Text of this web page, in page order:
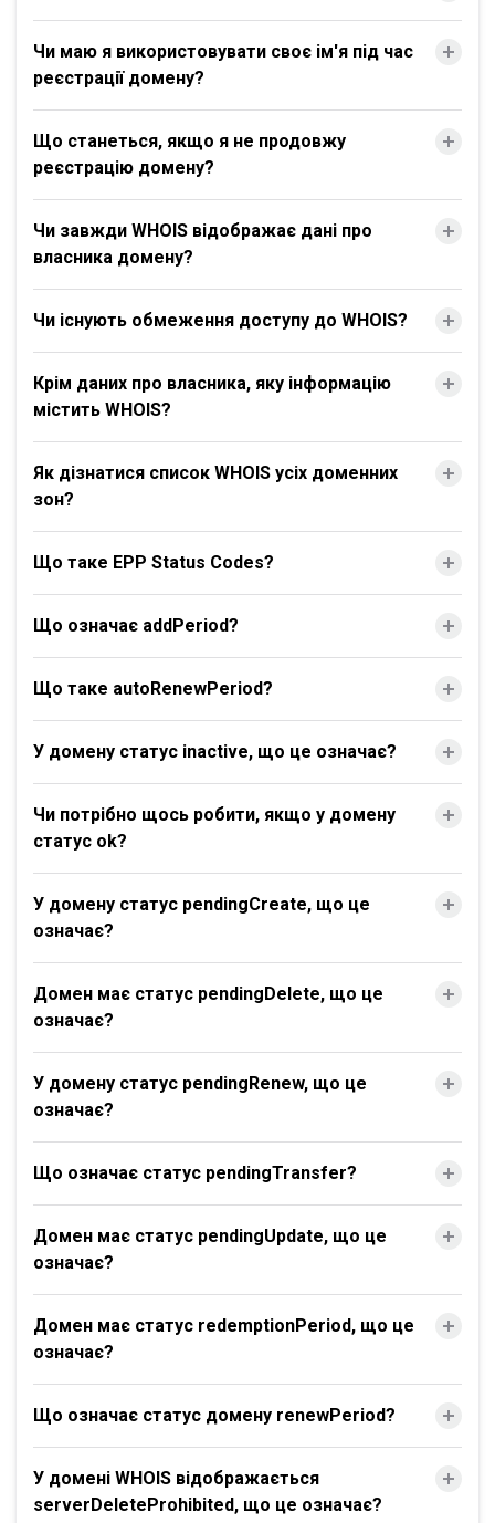
Чи маю я використовувати своє ім'я під час
реєстрації домену?
Що станеться, якщо я не продовжу
реєстрацію домену?
Чи завжди WHOIS відображає дані про
власника домену?
Чи існують обмеження доступу до WHOIS?
Крім даних про власника, яку інформацію
містить WHOIS?
Як дізнатися список WHOIS усіх доменних
зон?
Що таке EPP Status Codes?
Що означає addPeriod?
Що таке autoRenewPeriod?
У домену статус inactive, що це означає?
Чи потрібно щось робити, якщо у домену
статус ok?
У домену статус pendingCreate, що це
означає?
Домен має статус pendingDelete, що це
означає?
У домену статус pendingRenew, що це
означає?
Що означає статус pendingTransfer?
Домен має статус pendingUpdate, що це
означає?
Домен має статус redemptionPeriod, що це
означає?
Що означає статус домену renewPeriod?
У домені WHOIS відображається
serverDeleteProhibited, що це означає?